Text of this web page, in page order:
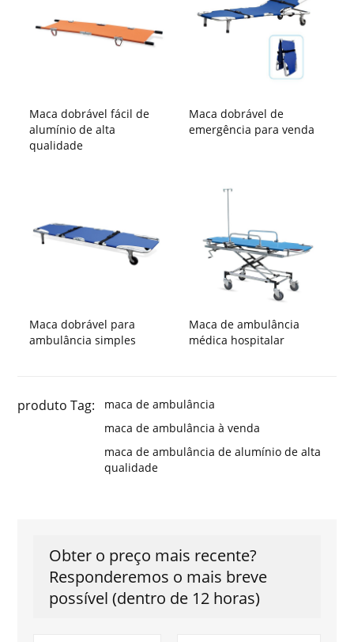
Maca dobrável fácil de
alumínio de alta
qualidade
Maca dobrável de
emergência para venda
Maca dobrável para
ambulância simples
Maca de ambulância
médica hospitalar
produto Tag:
maca de ambulância
maca de ambulância à venda
maca de ambulância de alumínio de alta
qualidade
Obter o preço mais recente?
Responderemos o mais breve
possível (dentro de 12 horas)